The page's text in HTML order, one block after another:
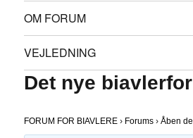
OM FORUM
VEJLEDNING
Det nye
FORUM FOR BIAVLERE › Forums › Åben